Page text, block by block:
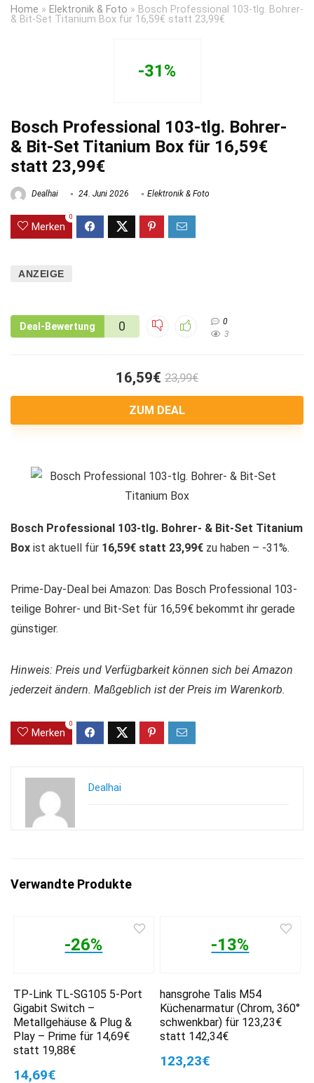
Home » Elektronik & Foto » Bosch Professional 103-tlg. Bohrer-
& Bit-Set Titanium Box für 16,59€ statt 23,99€
-31%
Bosch Professional 103-tlg. Bohrer-
& Bit-Set Titanium Box für 16,59€
statt 23,99€
Dealhai 24. Juni 2026 Elektronik & Foto
Merken
0
ANZEIGE
Deal-Bewertung 0
0
3
16,59€ 23,99€
ZUM DEAL
Bosch Professional 103-tlg. Bohrer- & Bit-Set Titanium
Box ist aktuell für 16,59€ statt 23,99€ zu haben – -31%.
Prime-Day-Deal bei Amazon: Das Bosch Professional 103-
teilige Bohrer- und Bit-Set für 16,59€ bekommt ihr gerade
günstiger.
Hinweis: Preis und Verfügbarkeit können sich bei Amazon
jederzeit ändern. Maßgeblich ist der Preis im Warenkorb.
Merken
0
Dealhai
Verwandte Produkte
-26%
TP-Link TL-SG105 5-Port
Gigabit Switch –
Metallgehäuse & Plug &
Play – Prime für 14,69€
statt 19,88€
14,69€
-13%
hansgrohe Talis M54
Küchenarmatur (Chrom, 360°
schwenkbar) für 123,23€
statt 142,34€
123,23€